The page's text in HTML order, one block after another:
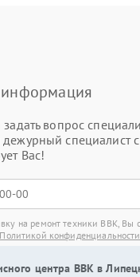
информация
вопрос
специалист
Вас!
на ремонт техники BBK, Вы
Политикой конфиденциальности
центра BBK в